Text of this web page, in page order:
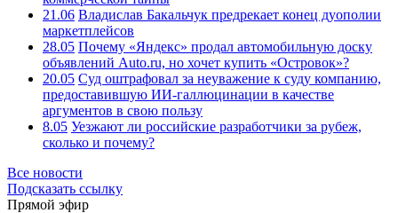
21.06 Владислав Бакальчук предрекает конец дуополии
маркетплейсов
28.05 Почему «Яндекс» продал автомобильную доску
объявлений Auto.ru, но хочет купить «Островок»?
20.05 Суд оштрафовал за неуважение к суду компанию,
предоставившую ИИ-галлюцинации в качестве
аргументов в свою пользу
8.05 Уезжают ли российские разработчики за рубеж,
сколько и почему?
Все новости
Подсказать ссылку
Прямой эфир